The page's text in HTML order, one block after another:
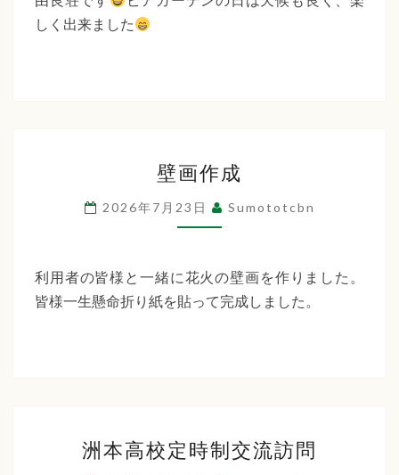
ー
ン
しく出来ました
画
作
成
壁画作成
2026年7月23日 Sumototcbn
利用者の皆様と一緒に花火の壁画を作りました。
皆様一生懸命折り紙を貼って完成しました。
本
洲本高校定時制交流訪問